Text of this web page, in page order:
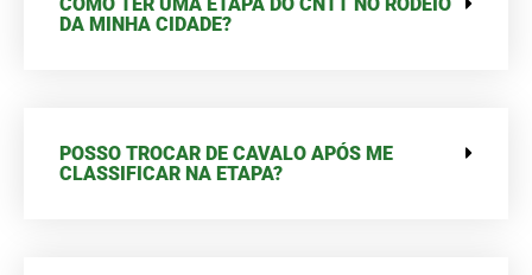
DA MINHA CIDADE?
POSSO TROCAR DE CAVALO APÓS ME
CLASSIFICAR NA ETAPA?